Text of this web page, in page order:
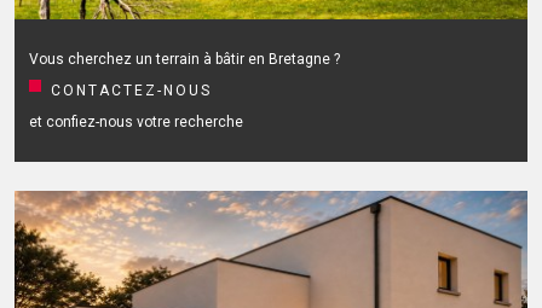
Vous cherchez un terrain à bâtir en Bretagne ?
CONTACTEZ-NOUS
et confiez-nous votre recherche